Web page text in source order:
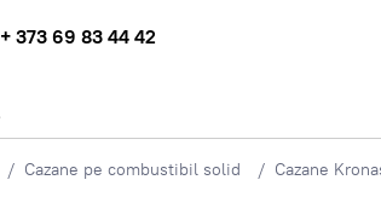
+ 373 69 83 44 42
Cazane pe combustibil solid Cazane